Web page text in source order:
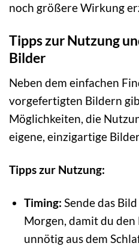
noch größere Wirkung
Tipps zur Nutzung
Bilder
Neben dem einfachen
vorgefertigten Bildern
Möglichkeiten, die
eigene, einzigartige
Tipps zur Nutzung:
Timing: Sende das
Morgen, damit du
unnötig aus dem